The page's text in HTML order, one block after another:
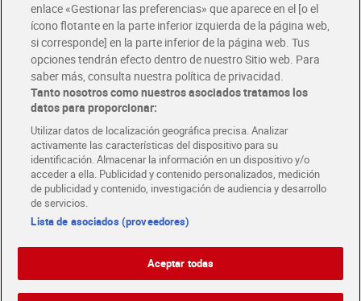
Folletos y Tiendas
Descubre las mejores ofertas y busca tu tienda más cercana
Tarjeta MaX Dia
Te devuelve hasta 8€/mes de tus compras.
¡Solicita tu tarjeta de crédito aquí!
COMER MEJOR CADA DIA
COLABORA CON DIA ABRE TU TIENDA DIA CORPORATE
enlace «Gestionar las preferencias» que aparece en el [o el
ícono flotante en la parte inferior izquierda de la página web,
si corresponde] en la parte inferior de la página web. Tus
opciones tendrán efecto dentro de nuestro Sitio web. Para
saber más, consulta nuestra política de privacidad.
Tanto nosotros como nuestros asociados tratamos los
datos para proporcionar:
Utilizar datos de localización geográfica precisa. Analizar
activamente las características del dispositivo para su
identificación. Almacenar la información en un dispositivo y/o
acceder a ella. Publicidad y contenido personalizados, medición
de publicidad y contenido, investigación de audiencia y desarrollo
de servicios.
Lista de asociados (proveedores)
Aceptar todas